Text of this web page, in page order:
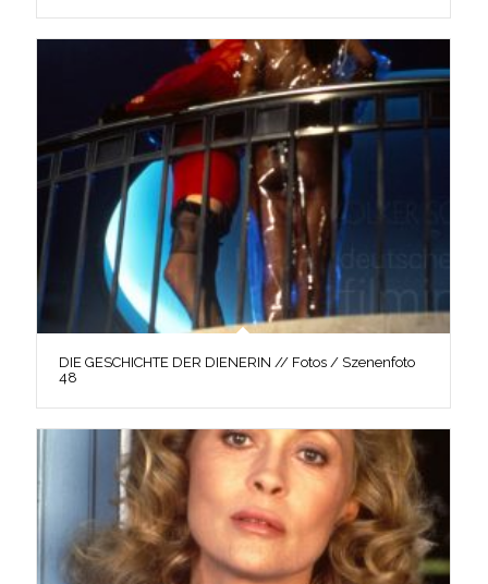
DIE GESCHICHTE DER DIENERIN // Fotos / Szenenfoto
48